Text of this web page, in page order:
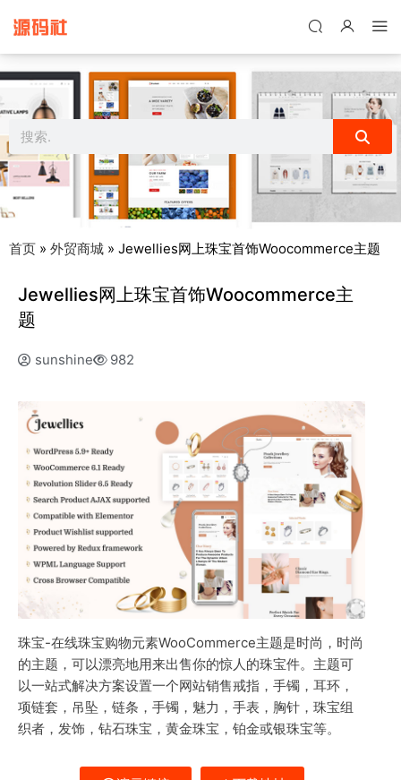
首页 » 外贸商城 » Jewellies网上珠宝首饰Woocommerce主题
Jewellies网上珠宝首饰Woocommerce主
题
sunshine 982
珠宝-在线珠宝购物元素WooCommerce主题是时尚，时尚
的主题，可以漂亮地用来出售你的惊人的珠宝件。主题可
以一站式解决方案设置一个网站销售戒指，手镯，耳环，
项链套，吊坠，链条，手镯，魅力，手表，胸针，珠宝组
织者，发饰，钻石珠宝，黄金珠宝，铂金或银珠宝等。